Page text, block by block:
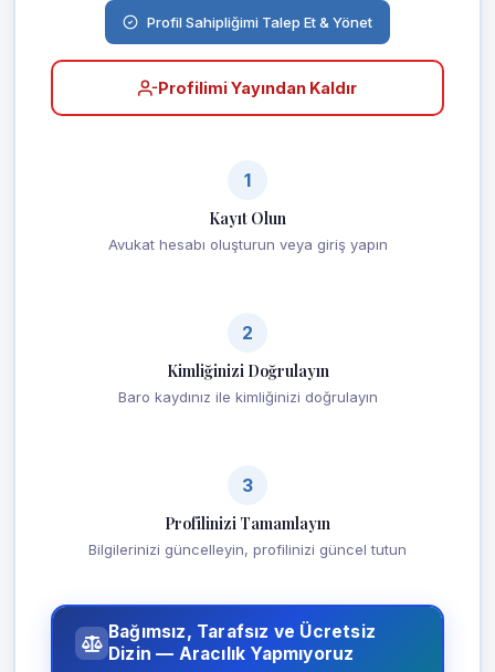
Profil Sahipliğimi Talep Et & Yönet
Profilimi Yayından Kaldır
1
Kayıt Olun
Avukat hesabı oluşturun veya giriş yapın
2
Kimliğinizi Doğrulayın
Baro kaydınız ile kimliğinizi doğrulayın
3
Profilinizi Tamamlayın
Bilgilerinizi güncelleyin, profilinizi güncel tutun
Bağımsız, Tarafsız ve Ücretsiz
Dizin — Aracılık Yapmıyoruz